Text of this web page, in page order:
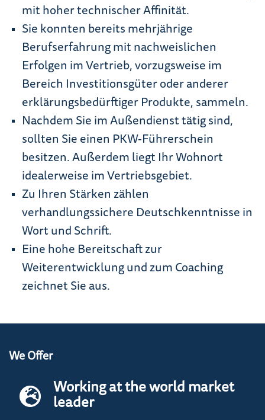
mit hoher technischer Affinität.
Sie konnten bereits mehrjährige
Berufserfahrung mit nachweislichen
Erfolgen im Vertrieb, vorzugsweise im
Bereich Investitionsgüter oder anderer
erklärungsbedürftiger Produkte, sammeln.
Nachdem Sie im Außendienst tätig sind,
sollten Sie einen PKW-Führerschein
besitzen. Außerdem liegt Ihr Wohnort
idealerweise im Vertriebsgebiet.
Zu Ihren Stärken zählen
verhandlungssichere Deutschkenntnisse in
Wort und Schrift.
Eine hohe Bereitschaft zur
Weiterentwicklung und zum Coaching
zeichnet Sie aus.
We Offer
Working at the world market
leader